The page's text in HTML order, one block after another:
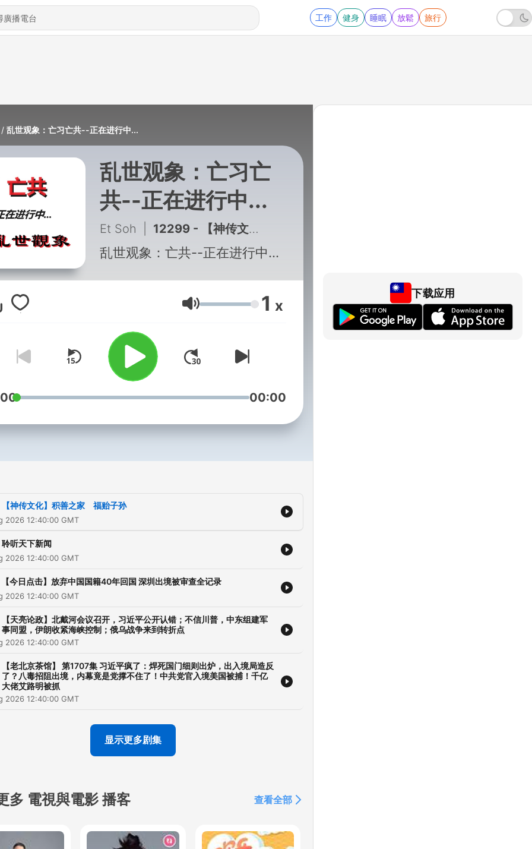
工作 健身 睡眠 放鬆 旅行
乱世观象：亡习亡共--正在进行中...
乱世观象：亡习亡
共--正在进行中...
Et Soh 12299 - 【神传文化】积善之家 福贻子孙
乱世观象：亡共--正在进行中...
音量 1 x
00:00
【神传文化】积善之家 福贻子孙
2026 12:40:00 GMT
聆听天下新闻
2026 12:40:00 GMT
【今日点击】放弃中国国籍40年回国 深圳出境被审查全记录
2026 12:40:00 GMT
【天亮论政】北戴河会议召开，习近平公开认错；不信川普，中东组建军
事同盟，伊朗收紧海峡控制；俄乌战争来到转折点
2026 12:40:00 GMT
【老北京茶馆】 第1707集 习近平疯了：焊死国门细则出炉，出入境局造反
了？八毒招阻出境，内幕竟是党撑不住了！中共党官入境美国被捕！千亿
大佬艾路明被抓
2026 12:40:00 GMT
显示更多剧集
多 電視與電影 播客 查看全部
下载应用